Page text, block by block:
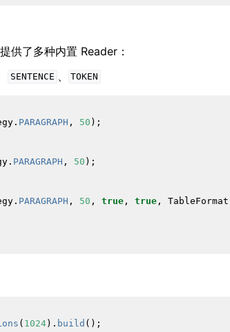
了多种内置 Reader：
SENTENCE TOKEN
. PARAGRAPH , 50 );
. PARAGRAPH , 50 );
. PARAGRAPH , 50 , true , true , TableFormat
( 1024). build ();